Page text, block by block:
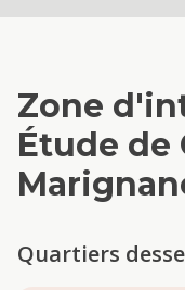
Zone
Étude de
Quartiers